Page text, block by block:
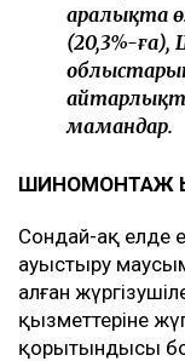
аралықта
(20,3%-ға),
мамандар.
ШИНОМОНТАЖ
Сондай-ақ елде
ауыстыру
алған
қызметтеріне
қорытындысы